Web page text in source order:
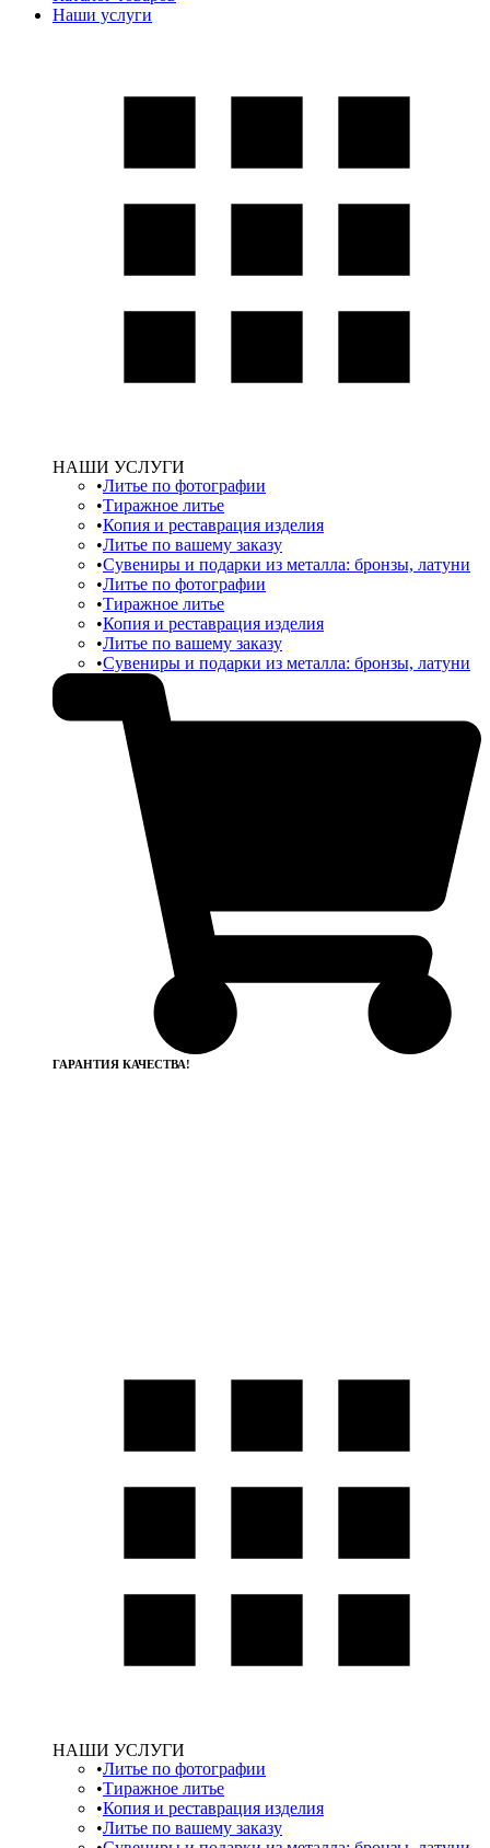
Наши услуги
НАШИ УСЛУГИ
Литье по фотографии
Тиражное литье
Копия и реставрация изделия
Литье по вашему заказу
Сувениры и подарки из металла: бронзы, латуни
Литье по фотографии
Тиражное литье
Копия и реставрация изделия
Литье по вашему заказу
Сувениры и подарки из металла: бронзы, латуни
ГАРАНТИЯ КАЧЕСТВА!
НАШИ УСЛУГИ
Литье по фотографии
Тиражное литье
Копия и реставрация изделия
Литье по вашему заказу